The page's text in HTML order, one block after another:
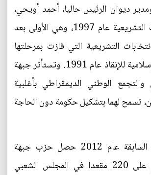
ديوان الرئيس حاليا، أحمد أويحي،
عشية الانتخابات التشريعية عام 1997، وهي الأولى بعد
التشريعية التي فازت بمرحلتها
الأولى الجبهة الإسلامية للإنقاذ عام 1991. وتستأثر جبهة
والتجمع الوطني الديمقراطي بأغلبية
تسمح لهما بتشكيل حكومة دون الحاجة
ففي الانتخابات السابقة عام 2012 حصل حزب جبهة
التحرير الوطني على 220 مقعدا في المجلس الشعبي